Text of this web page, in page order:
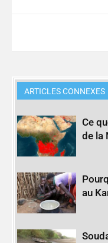
ARTICLES CONNEXES
Ce
de la
au